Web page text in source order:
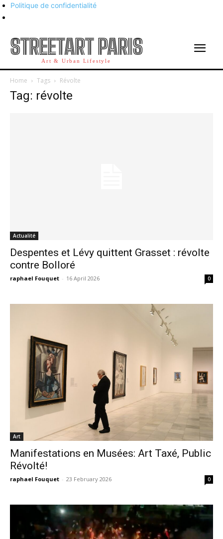
Politique de confidentialité
STREETART PARIS
Art & Urban Lifestyle
Home Tags Révolte
Tag: révolte
Actualité
Despentes et Lévy quittent Grasset : révolte
contre Bolloré
raphael Fouquet - 16 April 2026 0
Art
Manifestations en Musées: Art Taxé, Public
Révolté!
raphael Fouquet - 23 February 2026 0